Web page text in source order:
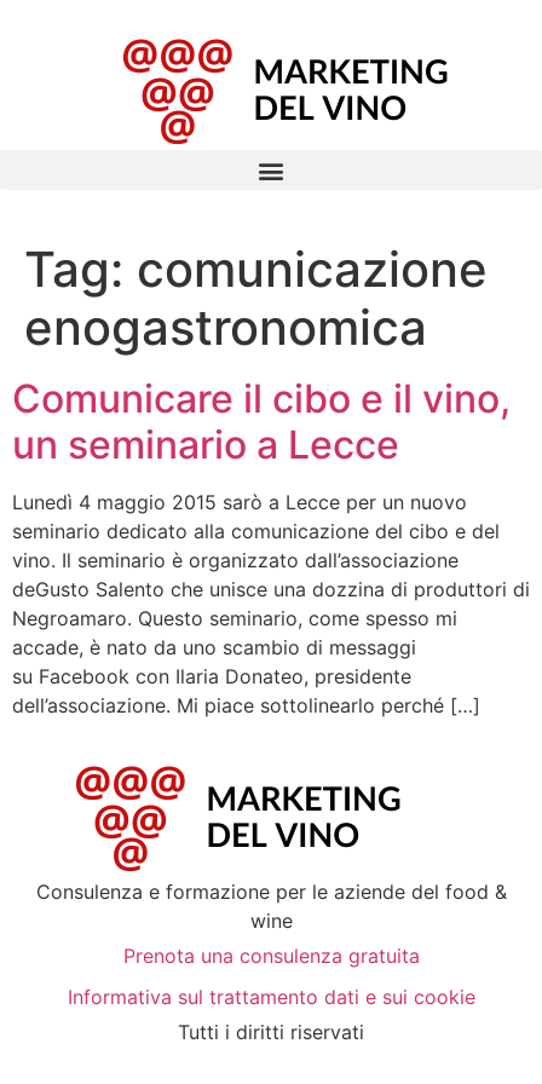
Tag: comunicazione
enogastronomica
Comunicare il cibo e il vino,
un seminario a Lecce
Lunedì 4 maggio 2015 sarò a Lecce per un nuovo
seminario dedicato alla comunicazione del cibo e del
vino. Il seminario è organizzato dall’associazione
deGusto Salento che unisce una dozzina di produttori di
Negroamaro. Questo seminario, come spesso mi
accade, è nato da uno scambio di messaggi
su Facebook con Ilaria Donateo, presidente
dell’associazione. Mi piace sottolinearlo perché […]
Consulenza e formazione per le aziende del food &
wine
Prenota una consulenza gratuita
Informativa sul trattamento dati e sui cookie
Tutti i diritti riservati